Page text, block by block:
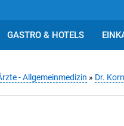
GASTRO & HOTELS
- Allgemeinmedizin » Dr.